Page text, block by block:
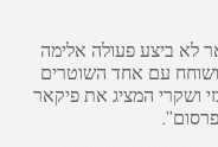
לא ביצע פעולה אלימה
ושוחח עם אחד השוטרים
ושקרי המציג את פיקאר